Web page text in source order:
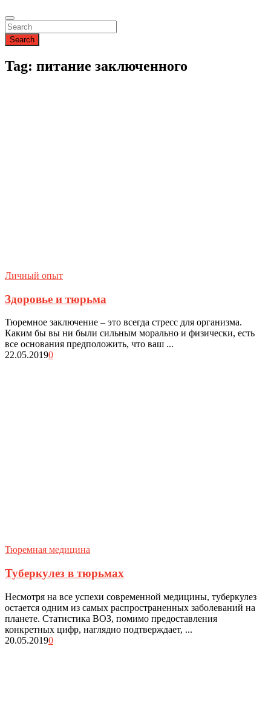
Search
Tag: питание заключенного
Личный опыт
Здоровье и тюрьма
Тюремное заключение – это всегда стресс для организма.
Каким бы вы ни были сильным морально и физически, есть
все основания предположить, что ваш ...
22.05.20190
Тюремная медицина
Туберкулез в тюрьмах
Несмотря на все успехи современной медицины, туберкулез
остается одним из самых распространенных заболеваний на
планете. Статистика ВОЗ, помимо предоставления
конкретных цифр, наглядно подтверждает, ...
20.05.20190